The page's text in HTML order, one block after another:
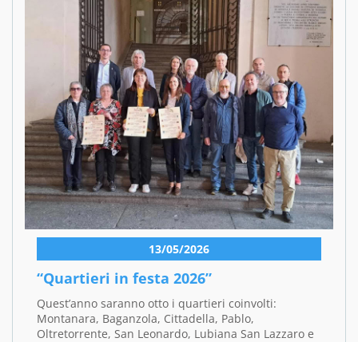
13/05/2026
“Quartieri in festa 2026”
Quest’anno saranno otto i quartieri coinvolti:
Montanara, Baganzola, Cittadella, Pablo,
Oltretorrente, San Leonardo, Lubiana San Lazzaro e